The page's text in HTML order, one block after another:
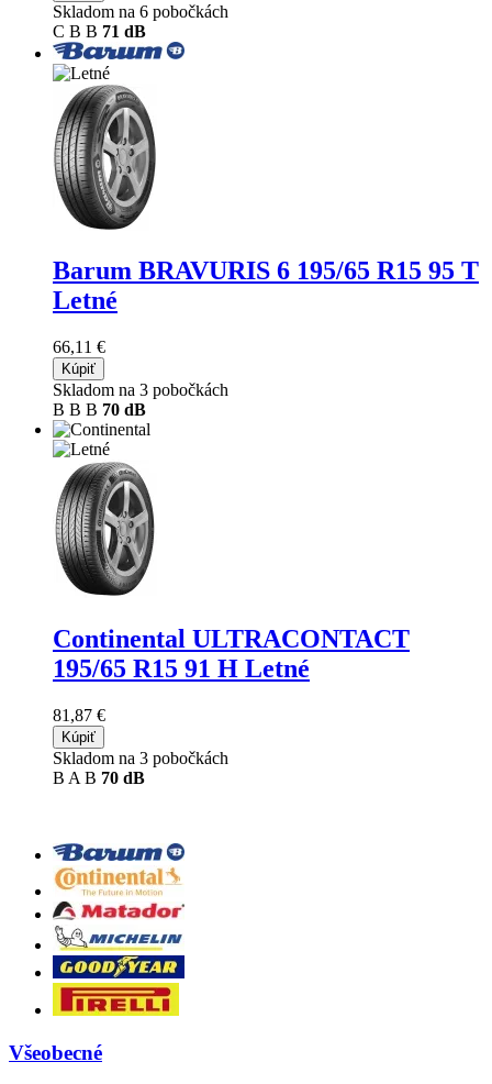
Skladom na 6 pobočkách
C B B 71 dB
Barum BRAVURIS 6 195/65 R15 95 T
Letné
66,11 €
Kúpiť
Skladom na 3 pobočkách
B B B 70 dB
Continental ULTRACONTACT
195/65 R15 91 H Letné
81,87 €
Kúpiť
Skladom na 3 pobočkách
B A B 70 dB
Všeobecné